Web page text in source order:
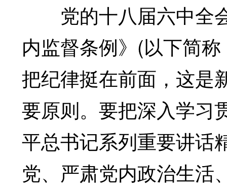
党的十八届六中全
内监督条例》(以下简
把纪律挺在前面，这是
要原则。要把深入学习
平总书记系列重要讲话
党、严肃党内政治生活